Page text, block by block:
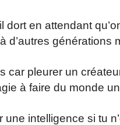
dort en attendant
d’autres générations
car pleurer un
à faire du monde
une intelligence si tu